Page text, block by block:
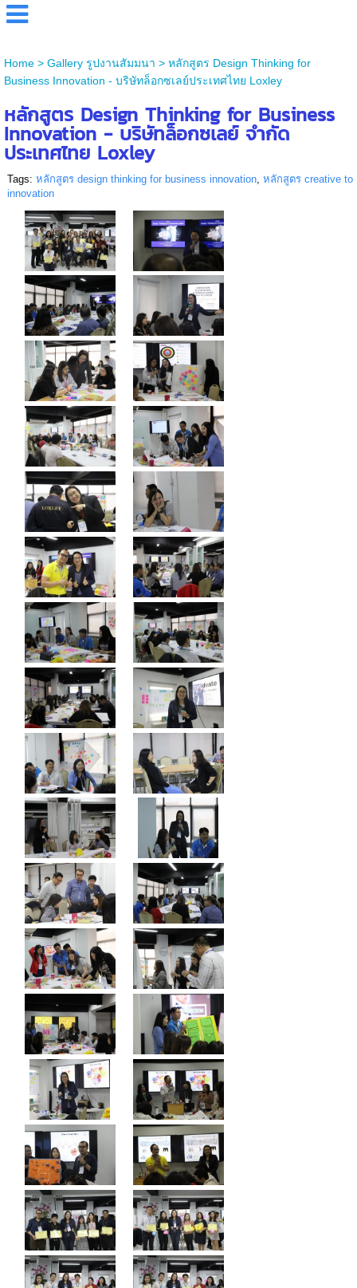
Home> Gallery รูปงานสัมมนา > หลักสูตร Design Thinking for
Business Innovation - บริษัทล็อกซเลย์ประเทศไทย Loxley
หลักสูตร Design Thinking for Business
Innovation - บริษัทล็อกซเลย์ จำกัด
ประเทศไทย Loxley
Tags: หลักสูตร design thinking for business innovation, หลักสูตร creative to
innovation